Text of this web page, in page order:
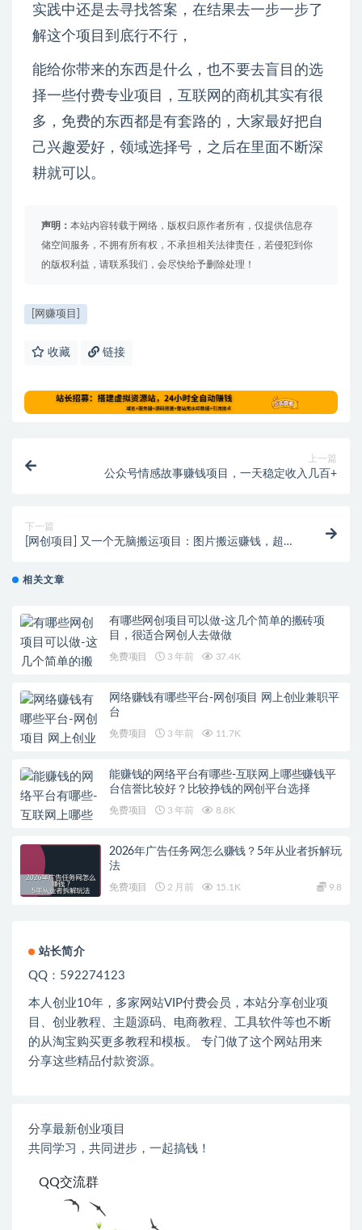
实践中还是去寻找答案，在结果去一步一步了
解这个项目到底行不行，
能给你带来的东西是什么，也不要去盲目的选
择一些付费专业项目，互联网的商机其实有很
多，免费的东西都是有套路的，大家最好把自
己兴趣爱好，领域选择号，之后在里面不断深
耕就可以。
声明： 本站内容转载于网络，版权归原作者所有，仅提供信息存
储空间服务，不拥有所有权，不承担相关法律责任，若侵犯到你
的版权利益，请联系我们，会尽快给予删除处理！
[网赚项目]
收藏 链接
上一篇
公众号情感故事赚钱项目，一天稳定收入几百+
下一篇
[网创项目] 又一个无脑搬运项目：图片搬运赚钱，超简
相关文章
有哪些网创项目可以做-这几个简单的搬砖项
目，很适合网创人去做做
免费项目 3 年前 37.4K
网络赚钱有哪些平台-网创项目 网上创业兼职平
台
免费项目 3 年前 11.7K
能赚钱的网络平台有哪些-互联网上哪些赚钱平
台信誉比较好？比较挣钱的网创平台选择
免费项目 3 年前 8.8K
2026年广告任务网怎么赚钱？5年从业者拆解玩
法
免费项目 2 月前 15.1K 9.8
站长简介
QQ：592274123
本人创业10年，多家网站VIP付费会员，本站分享创业项
目、创业教程、主题源码、电商教程、工具软件等也不断
的从淘宝购买更多教程和模板。 专门做了这个网站用来
分享这些精品付款资源。
分享最新创业项目
共同学习，共同进步，一起搞钱！
QQ交流群